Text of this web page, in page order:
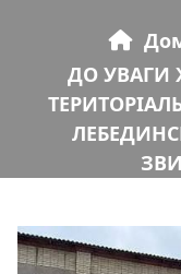
ДО УВАГИ